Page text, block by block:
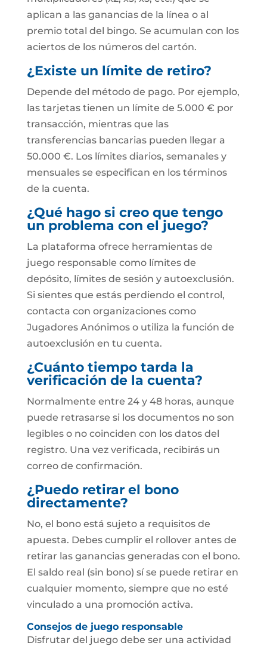
aplican a las ganancias de la línea o al
premio total del bingo. Se acumulan con los
aciertos de los números del cartón.
¿Existe un límite de retiro?
Depende del método de pago. Por ejemplo,
las tarjetas tienen un límite de 5.000 € por
transacción, mientras que las
transferencias bancarias pueden llegar a
50.000 €. Los límites diarios, semanales y
mensuales se especifican en los términos
de la cuenta.
¿Qué hago si creo que tengo
un problema con el juego?
La plataforma ofrece herramientas de
juego responsable como límites de
depósito, límites de sesión y autoexclusión.
Si sientes que estás perdiendo el control,
contacta con organizaciones como
Jugadores Anónimos o utiliza la función de
autoexclusión en tu cuenta.
¿Cuánto tiempo tarda la
verificación de la cuenta?
Normalmente entre 24 y 48 horas, aunque
puede retrasarse si los documentos no son
legibles o no coinciden con los datos del
registro. Una vez verificada, recibirás un
correo de confirmación.
¿Puedo retirar el bono
directamente?
No, el bono está sujeto a requisitos de
apuesta. Debes cumplir el rollover antes de
retirar las ganancias generadas con el bono.
El saldo real (sin bono) sí se puede retirar en
cualquier momento, siempre que no esté
vinculado a una promoción activa.
Consejos de juego responsable
Disfrutar del juego debe ser una actividad